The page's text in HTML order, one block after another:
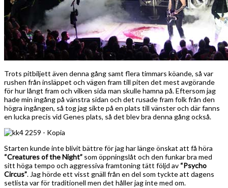
Trots pitbiljett även denna gång samt flera timmars köande, så var
rushen från insläppet och vägen fram till piten det mest avgörande
för hur långt fram och vilken sida man skulle hamna på. Eftersom jag
hade min ingång på vänstra sidan och det rusade fram folk från den
högra ingången, så tog jag sikte på en plats till vänster och där fanns
en lucka precis vid Genes plats, så det blev bra denna gång också.
Starten kunde inte blivit bättre för jag har länge önskat att få höra
“Creatures of the Night” som öppningslåt och den funkar bra med
sitt höga tempo och aggressiva framtoning tätt följd av “Psycho
Circus”. Jag hörde ett visst gnäll från en del som tyckte att dagens
setlista var för traditionell men det håller jag inte med om.